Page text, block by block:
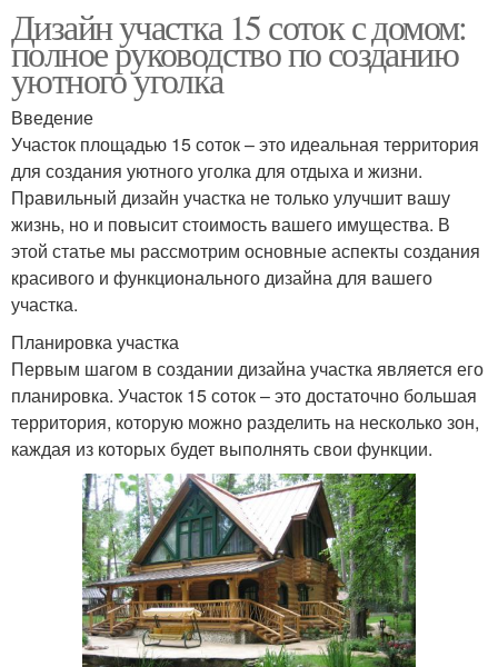
Дизайн участка 15 соток с домом:
полное руководство по созданию
уютного уголка
Введение
Участок площадью 15 соток – это идеальная территория
для создания уютного уголка для отдыха и жизни.
Правильный дизайн участка не только улучшит вашу
жизнь, но и повысит стоимость вашего имущества. В
этой статье мы рассмотрим основные аспекты создания
красивого и функционального дизайна для вашего
участка.
Планировка участка
Первым шагом в создании дизайна участка является его
планировка. Участок 15 соток – это достаточно большая
территория, которую можно разделить на несколько зон,
каждая из которых будет выполнять свои функции.